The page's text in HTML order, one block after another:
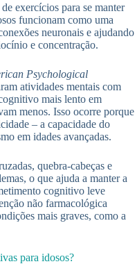
exercícios para se manter
funcionam como uma
neuronais e ajudando
e concentração.
Psychological
atividades mentais com
mais lento em
menos. Isso ocorre porque
– a capacidade do
em idades avançadas.
quebra-cabeças e
o que ajuda a manter a
cognitivo leve
não farmacológica
mais graves, como a
para idosos?